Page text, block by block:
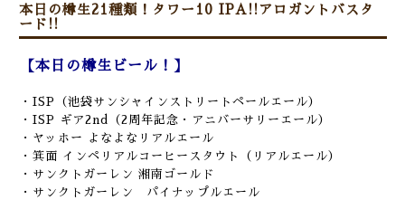
本日の樽生21種類！タワー10 IPA!!アロガントバスタ
ード!!
【本日の樽生ビール！】
・ISP（池袋サンシャインストリートペールエール）
・ISP ギア2nd（2周年記念・アニバーサリーエール）
・ヤッホー よなよなリアルエール
・ 箕面 インペリアルコーヒースタウト（リアルエール）
・サンクトガーレン 湘南ゴールド
・サンクトガーレン パイナップルエール